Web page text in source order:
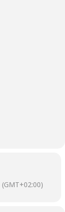
(GMT+02:00)